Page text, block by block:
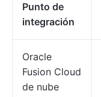
Punto de
integración
Oracle
Fusion Cloud
de nube